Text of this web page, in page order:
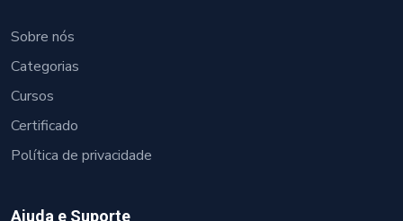
Sobre nós
Categorias
Cursos
Certificado
Política de privacidade
Ajuda e Suporte